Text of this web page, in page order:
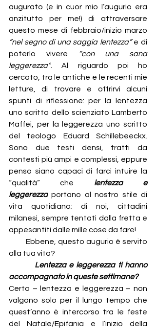
augurato (e in cuor mio l’augurio era
anzitutto per me!) di attraversare
“nel segno di una saggia lentezza” e di
poterlo vivere
“con una sana
leggerezza”. Al riguardo poi ho
cercato, tra le antiche e le recenti mie
letture, di trovare e offrirvi alcuni
spunti di riflessione: per la lentezza
uno scritto dello scienziato Lamberto
Maffei, per la leggerezza uno scritto
del teologo Eduard Schillebeeckx.
Sono due testi densi, tratti da
contesti più ampi e complessi, eppure
penso siano capaci di farci intuire la
“qualità” che lentezza e
leggerezza portano al nostro stile di
vita quotidiano; di noi, cittadini
milanesi, sempre tentati dalla fretta e
appesantiti dalle mille cose da fare!
Ebbene, questo augurio è servito
alla tua vita?
Lentezza e leggerezza ti hanno
accompagnato in queste settimane?
Certo – lentezza e leggerezza – non
valgono solo per il lungo tempo che
quest’anno è intercorso tra le feste
del Natale/Epifania e l’inizio della